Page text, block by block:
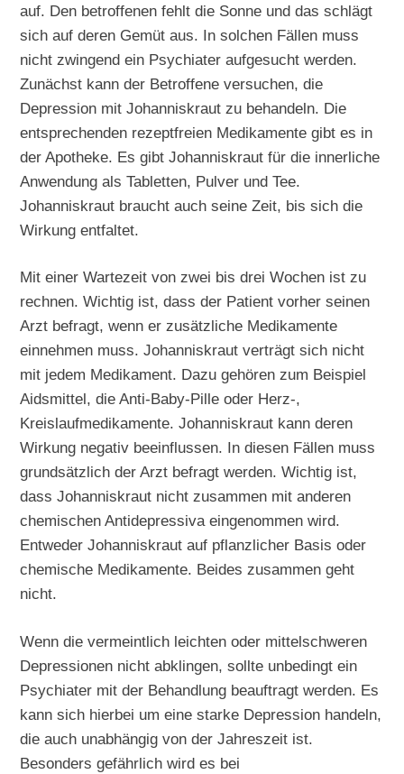
auf. Den betroffenen fehlt die Sonne und das schlägt
sich auf deren Gemüt aus. In solchen Fällen muss
nicht zwingend ein Psychiater aufgesucht werden.
Zunächst kann der Betroffene versuchen, die
Depression mit Johanniskraut zu behandeln. Die
entsprechenden rezeptfreien Medikamente gibt es in
der Apotheke. Es gibt Johanniskraut für die innerliche
Anwendung als Tabletten, Pulver und Tee.
Johanniskraut braucht auch seine Zeit, bis sich die
Wirkung entfaltet.
Mit einer Wartezeit von zwei bis drei Wochen ist zu
rechnen. Wichtig ist, dass der Patient vorher seinen
Arzt befragt, wenn er zusätzliche Medikamente
einnehmen muss. Johanniskraut verträgt sich nicht
mit jedem Medikament. Dazu gehören zum Beispiel
Aidsmittel, die Anti-Baby-Pille oder Herz-,
Kreislaufmedikamente. Johanniskraut kann deren
Wirkung negativ beeinflussen. In diesen Fällen muss
grundsätzlich der Arzt befragt werden. Wichtig ist,
dass Johanniskraut nicht zusammen mit anderen
chemischen Antidepressiva eingenommen wird.
Entweder Johanniskraut auf pflanzlicher Basis oder
chemische Medikamente. Beides zusammen geht
nicht.
Wenn die vermeintlich leichten oder mittelschweren
Depressionen nicht abklingen, sollte unbedingt ein
Psychiater mit der Behandlung beauftragt werden. Es
kann sich hierbei um eine starke Depression handeln,
die auch unabhängig von der Jahreszeit ist.
Besonders gefährlich wird es bei